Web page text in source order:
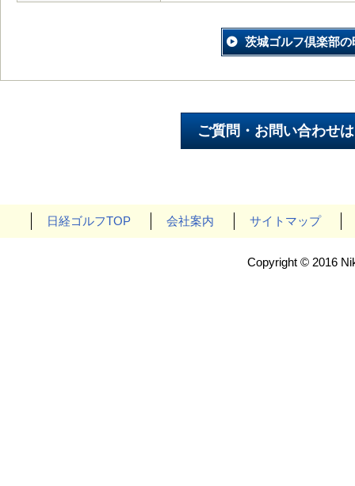
茨城ゴルフ倶楽部の
日経ゴルフTOP 会社案内 サイトマップ
Copyright © 2016